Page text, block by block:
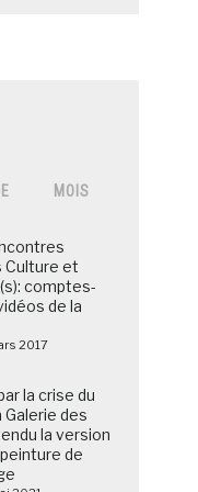
MOIS
Culture et
comptes-
de la
2017
la crise du
Galerie des
la version
peinture de